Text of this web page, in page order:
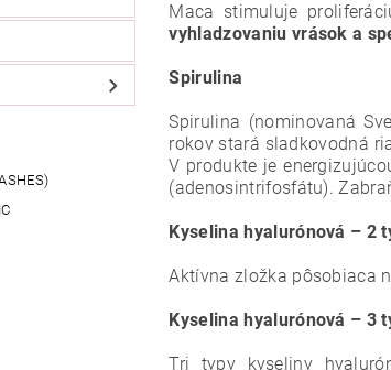
Maca stimuluje
vyhladzovaniu vrások a
Spirulina
Spirulina (nominovaná
rokov stará sladkovodná
V produkte je
(adenosintrifosfátu).
Kyselina hyalurónová – 2
Aktívna zložka pôsobiaca
Kyselina hyalurónová – 3
Tri typy kyseliny